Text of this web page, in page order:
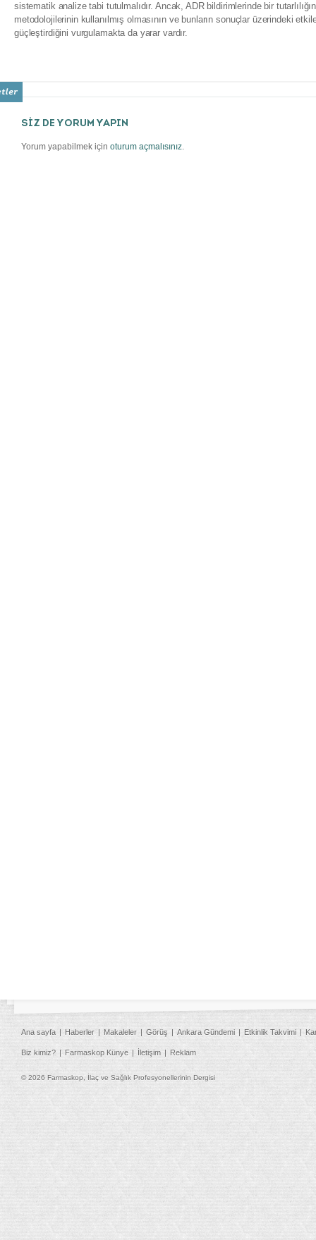
sistematik analize tabi tutulmalıdır. Ancak, ADR bildirimlerinde bir
metodolojilerinin kullanılmış olmasının ve bunların sonuçlar üzerindeki
güçleştirdiğini vurgulamakta da yarar vardır.
SİZ DE YORUM YAPIN
Yorum yapabilmek için oturum açmalısınız.
Ana sayfa Haberler Makaleler Görüş Ankara Gündemi Etkinlik Takvimi
Biz kimiz? Farmaskop Künye İletişim Reklam
© 2026 Farmaskop, İlaç ve Sağlık Profesyonellerinin Dergisi